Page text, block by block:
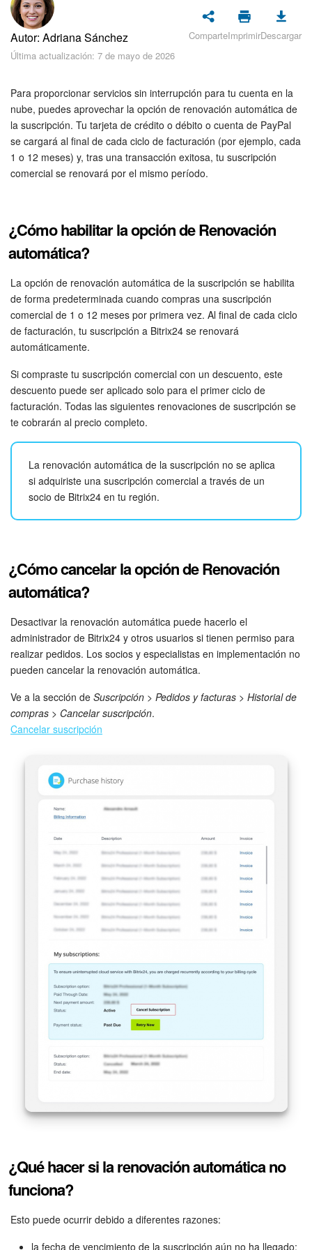
Seguridad
Planes y pagos
Feed
Messenger
Collabs
Bitrix24 Drive
Webmail
Grupos de trabajo
Tareas
Proyectos con IA
CoPilot - IA en Bitrix24
Reserva
Contact center
CRM Analytics
BI Builder
Bitrix24 Market
Sitios web
Tienda Online
Tienda CRM
Base de conocimientos
Firma electrónica
Firma electrónica para RR. HH.
Automatización
Flujos de trabajo
Marketing
Gestión del inventario
Configuraciones de la cuenta
Autor: Adriana Sánchez
Última actualización: 7 de mayo de 2026
ComparteImprimirDescargar
Para proporcionar servicios sin interrupción para tu cuenta en la
nube, puedes aprovechar la opción de renovación automática de
la suscripción. Tu tarjeta de crédito o débito o cuenta de PayPal
se cargará al final de cada ciclo de facturación (por ejemplo, cada
1 o 12 meses) y, tras una transacción exitosa, tu suscripción
comercial se renovará por el mismo período.
¿Cómo habilitar la opción de Renovación
automática?
La opción de renovación automática de la suscripción se habilita
de forma predeterminada cuando compras una suscripción
comercial de 1 o 12 meses por primera vez. Al final de cada ciclo
de facturación, tu suscripción a Bitrix24 se renovará
automáticamente.
Si compraste tu suscripción comercial con un descuento, este
descuento puede ser aplicado solo para el primer ciclo de
facturación. Todas las siguientes renovaciones de suscripción se
te cobrarán al precio completo.
La renovación automática de la suscripción no se aplica
si adquiriste una suscripción comercial a través de un
socio de Bitrix24 en tu región.
¿Cómo cancelar la opción de Renovación
automática?
Desactivar la renovación automática puede hacerlo el
administrador de Bitrix24 y otros usuarios si tienen permiso para
realizar pedidos. Los socios y especialistas en implementación no
pueden cancelar la renovación automática.
Ve a la sección de Suscripción > Pedidos y facturas > Historial de
compras > Cancelar suscripción.
Cancelar suscripción
¿Qué hacer si la renovación automática no
funciona?
Esto puede ocurrir debido a diferentes razones:
la fecha de vencimiento de la suscripción aún no ha llegado;